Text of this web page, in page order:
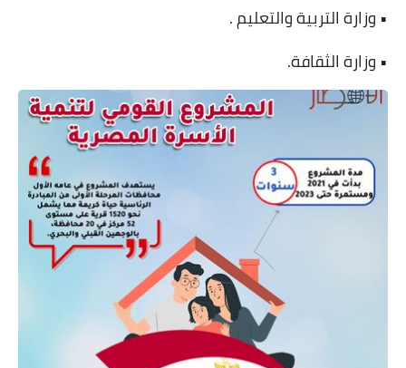
• وزارة التربية والتعليم .
• وزارة الثقافة.